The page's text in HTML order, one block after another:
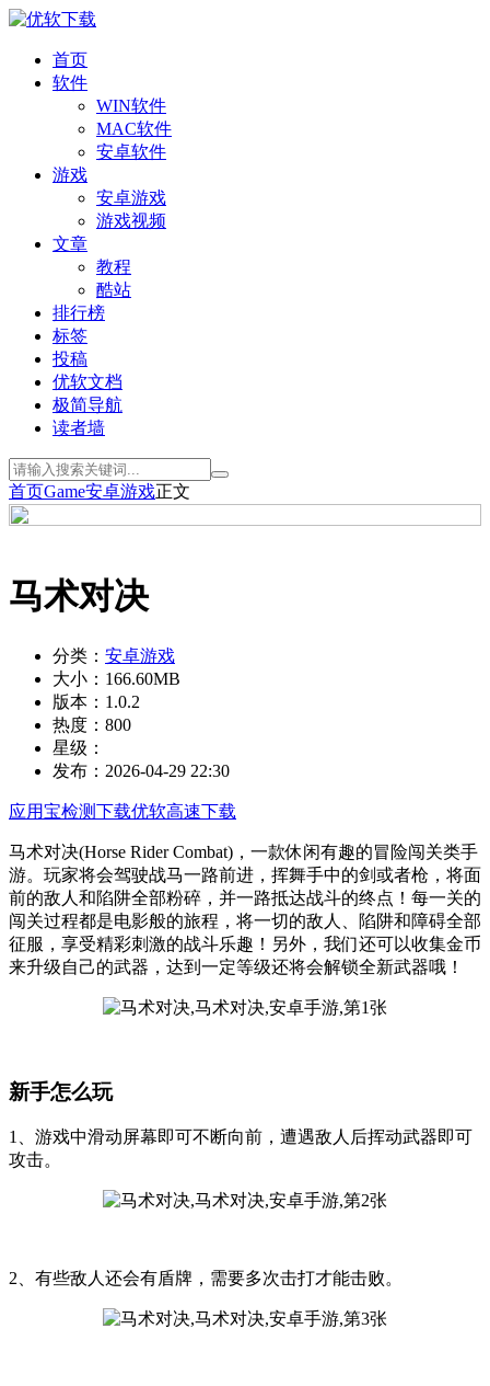
首页
软件
WIN软件
MAC软件
安卓软件
游戏
安卓游戏
游戏视频
文章
教程
酷站
排行榜
标签
投稿
优软文档
极简导航
读者墙
首页Game安卓游戏正文
马术对决
分类： 安卓游戏
大小： 166.60MB
版本： 1.0.2
热度： 800
星级：
发布： 2026-04-29 22:30
应用宝检测下载优软高速下载
马术对决(Horse Rider Combat)，一款休闲有趣的冒险闯关类手
游。玩家将会驾驶战马一路前进，挥舞手中的剑或者枪，将面
前的敌人和陷阱全部粉碎，并一路抵达战斗的终点！每一关的
闯关过程都是电影般的旅程，将一切的敌人、陷阱和障碍全部
征服，享受精彩刺激的战斗乐趣！另外，我们还可以收集金币
来升级自己的武器，达到一定等级还将会解锁全新武器哦！
新手怎么玩
1、游戏中滑动屏幕即可不断向前，遭遇敌人后挥动武器即可
攻击。
2、有些敌人还会有盾牌，需要多次击打才能击败。